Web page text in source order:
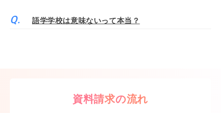
語学学校は意味ないって本当？
資料請求の流れ